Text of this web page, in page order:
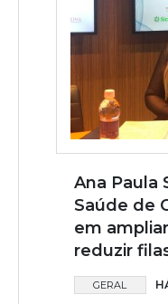
Ana Paula
Saúde de
em
reduzir
GERAL